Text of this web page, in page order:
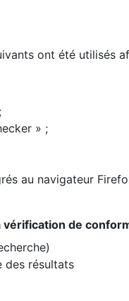
ont été utilisés
» ;
au navigateur
vérification de
des résultats